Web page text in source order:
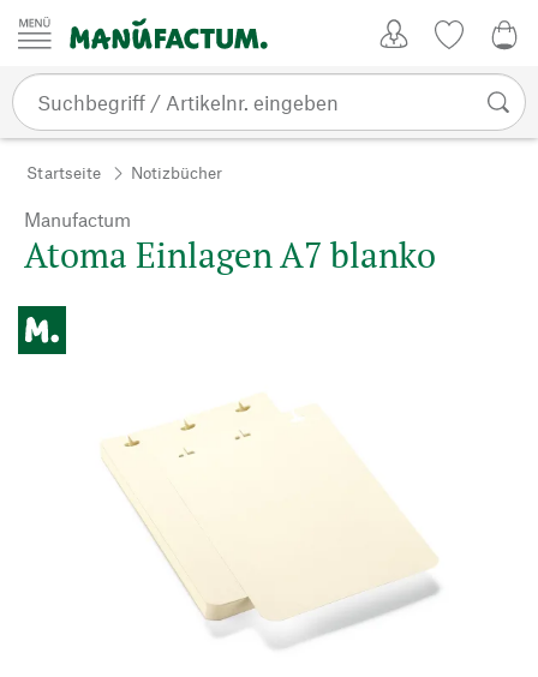
Zum Inhalt springen
Startseite Notizbücher
Manufactum
Atoma Einlagen A7 blanko